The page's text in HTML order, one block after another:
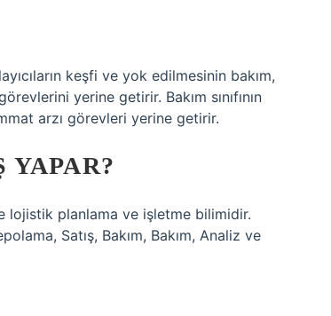
keşfi ve yok edilmesinin bakım,
yerine getirir. Bakım sınıfının
arzı görevleri yerine getirir.
YAPAR?
lojistik planlama ve işletme bilimidir.
Satış, Bakım, Bakım, Analiz ve